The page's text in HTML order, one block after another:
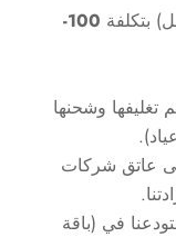
100-
08:00 صباحاً يتم تغليفها وشحنها
عاتق شركات
في (باقة